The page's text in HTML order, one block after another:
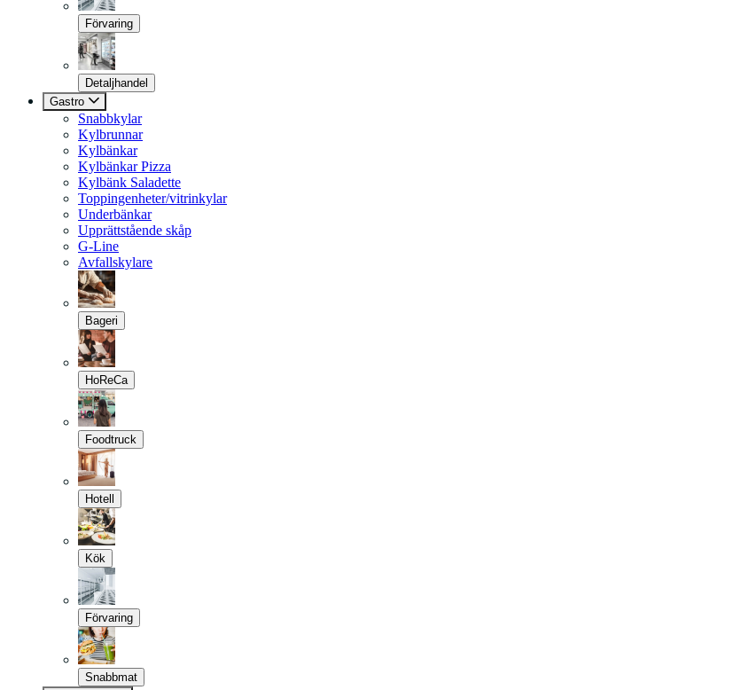
Förvaring
Detaljhandel
Gastro
Snabbkylar
Kylbrunnar
Kylbänkar
Kylbänkar Pizza
Kylbänk Saladette
Toppingenheter/vitrinkylar
Underbänkar
Upprättstående skåp
G-Line
Avfallskylare
Bageri
HoReCa
Foodtruck
Hotell
Kök
Förvaring
Snabbmat